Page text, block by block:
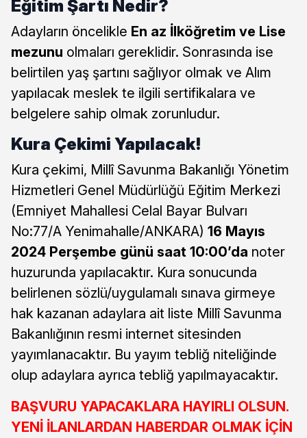
Eğitim Şartı Nedir?
Adayların öncelikle En az İlköğretim ve Lise
mezunu olmaları gereklidir. Sonrasında ise
belirtilen yaş şartını sağlıyor olmak ve Alım
yapılacak meslek te ilgili sertifikalara ve
belgelere sahip olmak zorunludur.
Kura Çekimi Yapılacak!
Kura çekimi, Millî Savunma Bakanlığı Yönetim
Hizmetleri Genel Müdürlüğü Eğitim Merkezi
(Emniyet Mahallesi Celal Bayar Bulvarı
No:77/A Yenimahalle/ANKARA) 16 Mayıs
2024 Perşembe günü saat 10:00’da noter
huzurunda yapılacaktır. Kura sonucunda
belirlenen sözlü/uygulamalı sınava girmeye
hak kazanan adaylara ait liste Millî Savunma
Bakanlığının resmi internet sitesinden
yayımlanacaktır. Bu yayım tebliğ niteliğinde
olup adaylara ayrıca tebliğ yapılmayacaktır.
BAŞVURU YAPACAKLARA HAYIRLI OLSUN.
YENİ İLANLARDAN HABERDAR OLMAK İÇİN